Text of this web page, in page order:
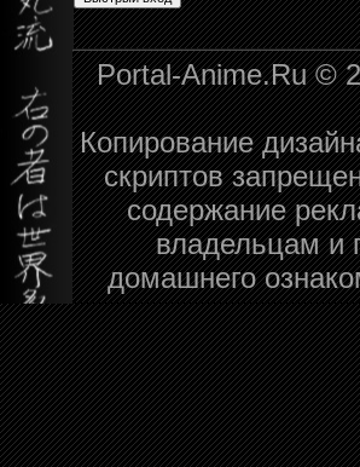
Portal-Anime.Ru ©
Копирование
скриптов
содержание
владельцам и
домашнего